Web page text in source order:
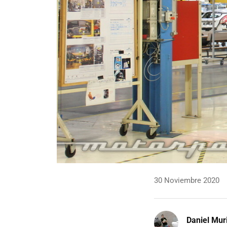
30 Noviembre 2020
Daniel